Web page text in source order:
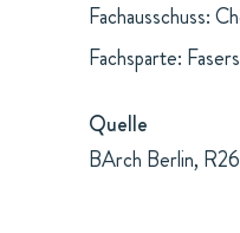
Fachausschuss:
Fachsparte:
Quelle
BArch Berlin,